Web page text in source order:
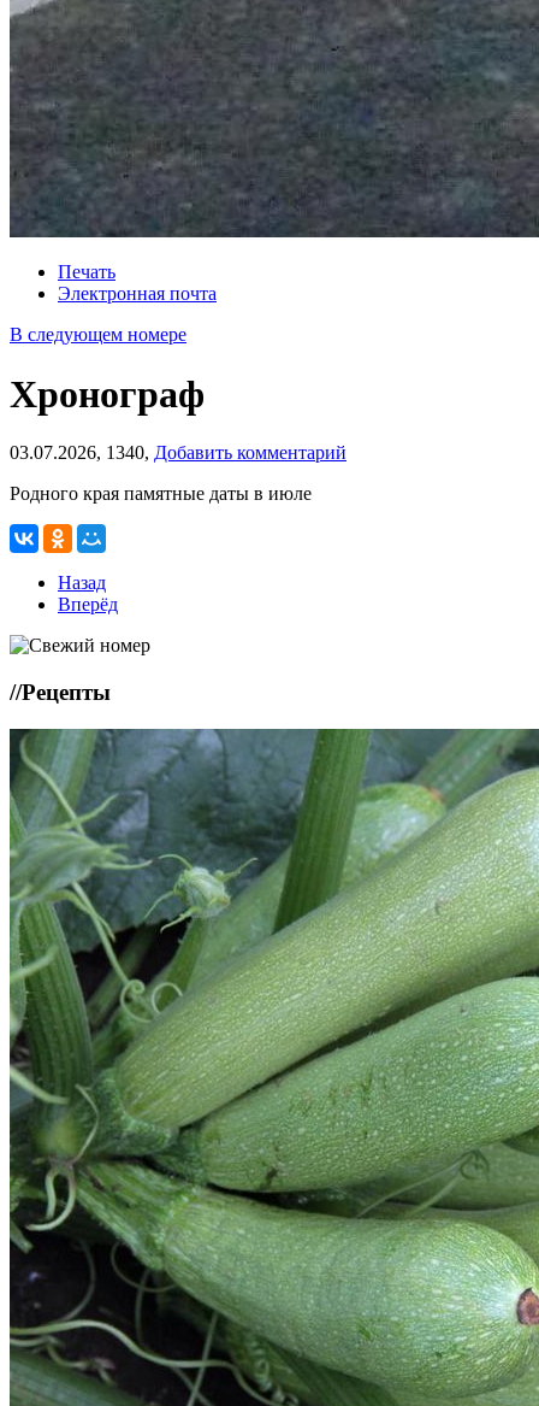
Печать
Электронная почта
В следующем номере
Хронограф
03.07.2026, 1340, Добавить комментарий
Родного края памятные даты в июле
Назад
Вперёд
//Рецепты